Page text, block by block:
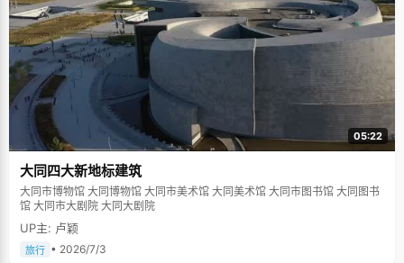
05:22
大同四大新地标建筑
大同市博物馆 大同博物馆 大同市美术馆 大同美术馆 大同市图书馆 大同图书
馆 大同市大剧院 大同大剧院
UP主: 卢颖
旅行 • 2026/7/3